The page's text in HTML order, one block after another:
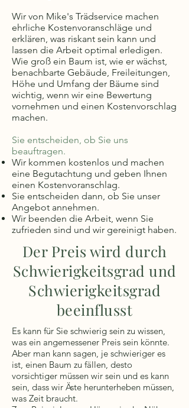
Wir von Mike's Trädservice machen
ehrliche Kostenvoranschläge und
erklären, was riskant sein kann und
lassen die Arbeit optimal erledigen.
Wie groß ein Baum ist, wie er wächst,
benachbarte Gebäude, Freileitungen,
Höhe und Umfang der Bäume sind
wichtig, wenn wir eine Bewertung
vornehmen und einen Kostenvorschlag
machen.
Sie entscheiden, ob Sie uns
beauftragen.
Wir kommen kostenlos und machen
eine Begutachtung und geben Ihnen
einen Kostenvoranschlag.
Sie entscheiden dann, ob Sie unser
Angebot annehmen.
Wir beenden die Arbeit, wenn Sie
zufrieden sind und wir gereinigt haben.
Der Preis wird durch
Schwierigkeitsgrad und
Schwierigkeitsgrad
beeinflusst
Es kann für Sie schwierig sein zu wissen,
was ein angemessener Preis sein könnte.
Aber man kann sagen, je schwieriger es
ist, einen Baum zu fällen, desto
vorsichtiger müssen wir sein und es kann
sein, dass wir Äste herunterheben müssen,
was Zeit braucht.